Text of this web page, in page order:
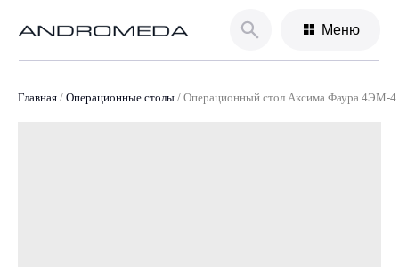
Главная / Операционные столы / Операционный стол Аксима Фаура 4ЭМ-4